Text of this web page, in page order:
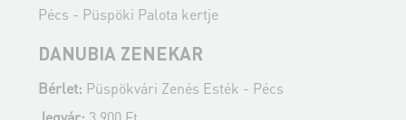
Pécs - Püspöki Palota kertje
DANUBIA ZENEKAR
Bérlet: Püspökvári Zenés Esték - Pécs